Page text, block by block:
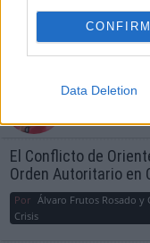
CONFIRM
Data Deletion
Suelta y confía
María Comesaña
El Conflicto de
Orden Autoritario en
Por Álvaro Frutos Rosado y
Crisis